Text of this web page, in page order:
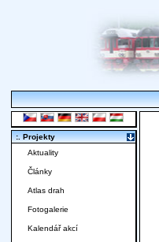
:. Projekty
Aktuality
Články
Atlas drah
Fotogalerie
Kalendář akcí